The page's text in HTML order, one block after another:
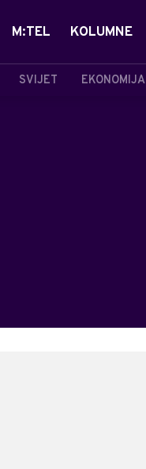
SVIJET EKONOMIJA
M:TEL KOLUMNE